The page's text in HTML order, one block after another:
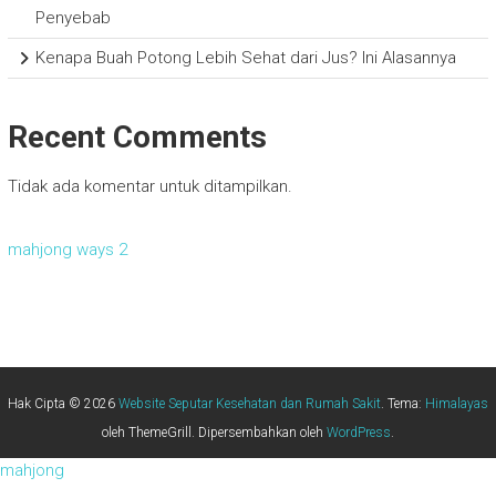
Penyebab
Kenapa Buah Potong Lebih Sehat dari Jus? Ini Alasannya
Recent Comments
Tidak ada komentar untuk ditampilkan.
mahjong ways 2
Hak Cipta © 2026 Website Seputar Kesehatan dan Rumah Sakit. Tema: Himalayas
oleh ThemeGrill. Dipersembahkan oleh WordPress.
mahjong